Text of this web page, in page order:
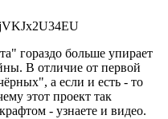
гораздо больше упирает
В отличие от первой
а если и есть - то
этот проект так
- узнаете и видео.